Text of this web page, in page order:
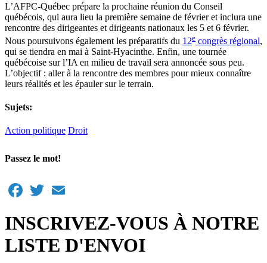
L’AFPC-Québec prépare la prochaine réunion du Conseil
québécois, qui aura lieu la première semaine de février et inclura une
rencontre des dirigeantes et dirigeants nationaux les 5 et 6 février.
Nous poursuivons également les préparatifs du 12e congrès régional,
qui se tiendra en mai à Saint-Hyacinthe. Enfin, une tournée
québécoise sur l’IA en milieu de travail sera annoncée sous peu.
L’objectif : aller à la rencontre des membres pour mieux connaître
leurs réalités et les épauler sur le terrain.
Sujets:
Action politique Droit
Passez le mot!
Facebook
Twitter
INSCRIVEZ-VOUS À NOTRE
LISTE D'ENVOI